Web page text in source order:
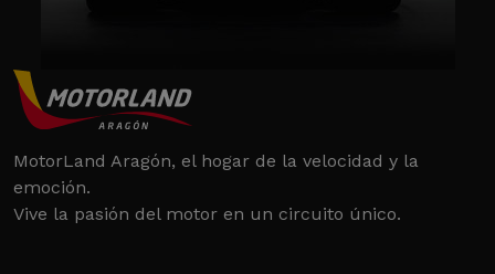
MotorLand Aragón, el hogar de la velocidad y la
emoción.
Vive la pasión del motor en un circuito único.